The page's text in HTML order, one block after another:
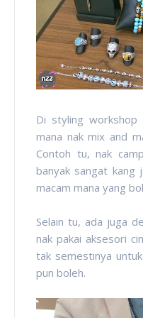
Di styling workshop
mana nak mix and
Contoh tu, nak
banyak sangat kang
macam mana yang
Selain tu, ada juga
nak pakai aksesori
tak semestinya
pun boleh.